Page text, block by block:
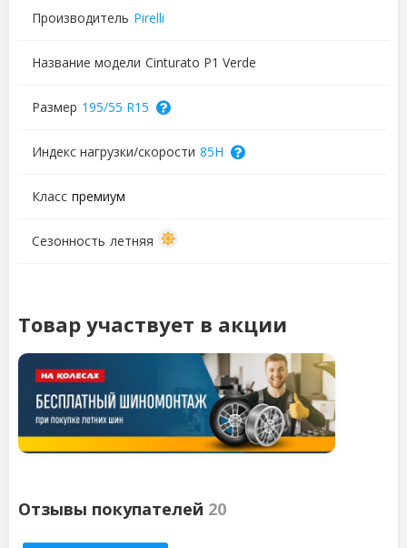
Производитель Pirelli
Название модели Cinturato P1 Verde
Размер 195/55 R15
Индекс нагрузки/скорости 85H
Класс премиум
Сезонность летняя
Товар участвует в акции
Отзывы покупателей 20